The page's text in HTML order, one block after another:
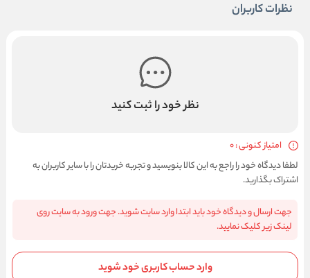
نظرات کاربران
نظر خود را ثبت کنید
امتیاز کنونی : 0
لطفا دیدگاه خود را راجع به این کالا بنویسید و تجربه خریدتان را با سایر کاربران به
اشتراک بگذارید.
جهت ارسال و دیدگاه خود باید ابتدا وارد سایت شوید. جهت ورود به سایت روی
لینک زیر کلیک نمایید.
وارد حساب کاربری خود شوید